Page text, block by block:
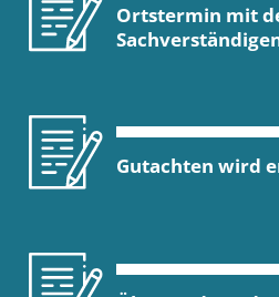
Ortstermin mit
Gutachten wird